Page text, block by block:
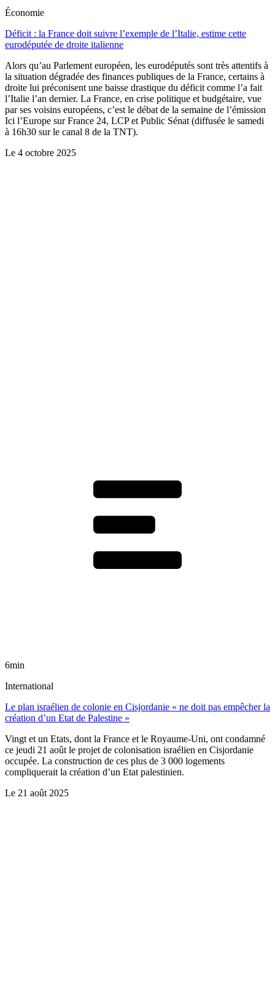
Économie
Déficit : la France doit suivre l’exemple de l’Italie, estime cette
eurodéputée de droite italienne
Alors qu’au Parlement européen, les eurodéputés sont très attentifs à
la situation dégradée des finances publiques de la France, certains à
droite lui préconisent une baisse drastique du déficit comme l’a fait
l’Italie l’an dernier. La France, en crise politique et budgétaire, vue
par ses voisins européens, c’est le débat de la semaine de l’émission
Ici l’Europe sur France 24, LCP et Public Sénat (diffusée le samedi
à 16h30 sur le canal 8 de la TNT).
Le 4 octobre 2025
6min
International
Le plan israélien de colonie en Cisjordanie « ne doit pas empêcher la
création d’un Etat de Palestine »
Vingt et un Etats, dont la France et le Royaume-Uni, ont condamné
ce jeudi 21 août le projet de colonisation israélien en Cisjordanie
occupée. La construction de ces plus de 3 000 logements
compliquerait la création d’un Etat palestinien.
Le 21 août 2025